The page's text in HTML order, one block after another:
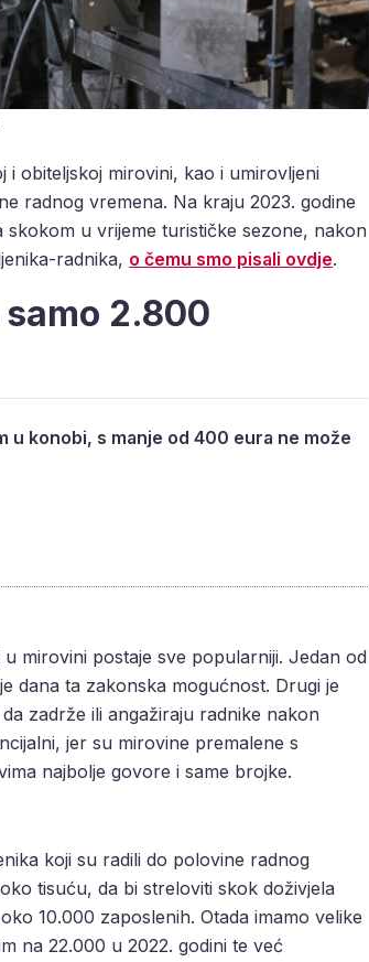
i obiteljskoj mirovini, kao i umirovljeni
radnog vremena. Na kraju 2023. godine
skokom u vrijeme turističke sezone, nakon
radnika, o čemu smo pisali ovdje.
2.800
u konobi, s manje od 400 eura ne može
mirovini postaje sve popularniji. Jedan od
dana ta zakonska mogućnost. Drugi je
zadrže ili angažiraju radnike nakon
jer su mirovine premalene s
najbolje govore i same brojke.
koji su radili do polovine radnog
tisuću, da bi streloviti skok doživjela
10.000 zaposlenih. Otada imamo velike
na 22.000 u 2022. godini te već